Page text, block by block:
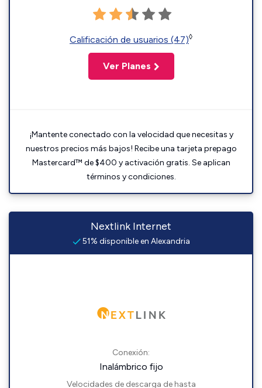
Calificación de usuarios (47)◊
Ver Planes
¡Mantente conectado con la velocidad que necesitas y
nuestros precios más bajos! Recibe una tarjeta prepago
Mastercard™ de $400 y activación gratis. Se aplican
términos y condiciones.
Nextlink Internet
51% disponible en Alexandria
Conexión:
Inalámbrico fijo
Velocidades de descarga de hasta